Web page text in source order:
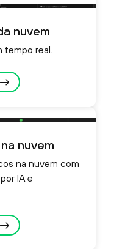
nuvem
tempo real.
nuvem
na nuvem com
IA e